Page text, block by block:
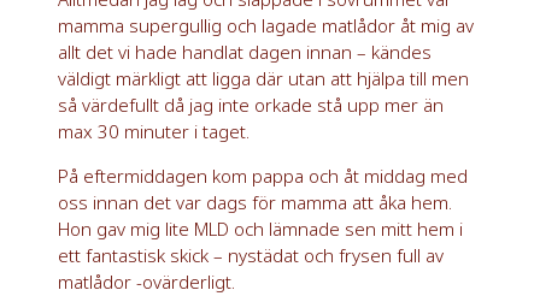
mamma supergullig och lagade matlådor åt mig av
allt det vi hade handlat dagen innan – kändes
väldigt märkligt att ligga där utan att hjälpa till men
så värdefullt då jag inte orkade stå upp mer än
max 30 minuter i taget.
På eftermiddagen kom pappa och åt middag med
oss innan det var dags för mamma att åka hem.
Hon gav mig lite MLD och lämnade sen mitt hem i
ett fantastisk skick – nystädat och frysen full av
matlådor -ovärderligt.